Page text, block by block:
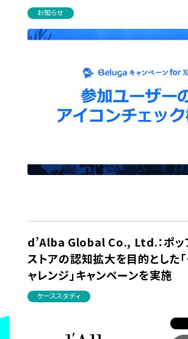
お知らせ
d’Alba Global Co., Ltd.：ポッ
ストアの認知拡大を目的とした
ャレンジ」キャンペーンを実施
ケーススタディ